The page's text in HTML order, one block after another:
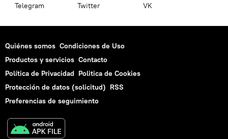
Telegram Twitter VK
Quiénes somos Condiciones de Uso
Productos y servicios Contacto
Política de Privacidad Politica de Cookies
Protección de datos (solicitud) RSS
Preferencias de seguimiento